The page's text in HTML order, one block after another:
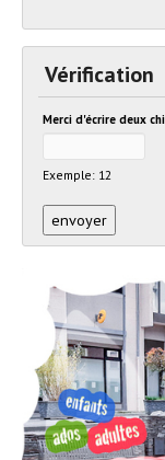
Vérification
Merci d'écrire deux
Exemple: 12